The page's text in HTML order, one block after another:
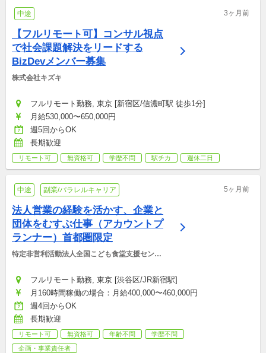
中途 3ヶ月前
【フルリモート可】コンサル視点
で社会課題解決をリードする
BizDevメンバー募集
株式会社キズキ
フルリモート勤務, 東京 [新宿区/信濃町駅 徒歩1分]
月給530,000〜650,000円
週5回からOK
長期歓迎
リモート可 無資格可 学歴不問 駅チカ 週休二日
中途 副業/パラレルキャリア 5ヶ月前
法人営業の経験を活かす、企業と
団体をむすぶ仕事（アカウントプ
ランナー）首都圏限定
特定非営利活動法人全国こども食堂支援センタ
フルリモート勤務, 東京 [渋谷区/JR新宿駅]
月160時間稼働の場合：月給400,000〜460,000円
週4回からOK
長期歓迎
リモート可 無資格可 年齢不問
学歴不問
企画・事業責任者